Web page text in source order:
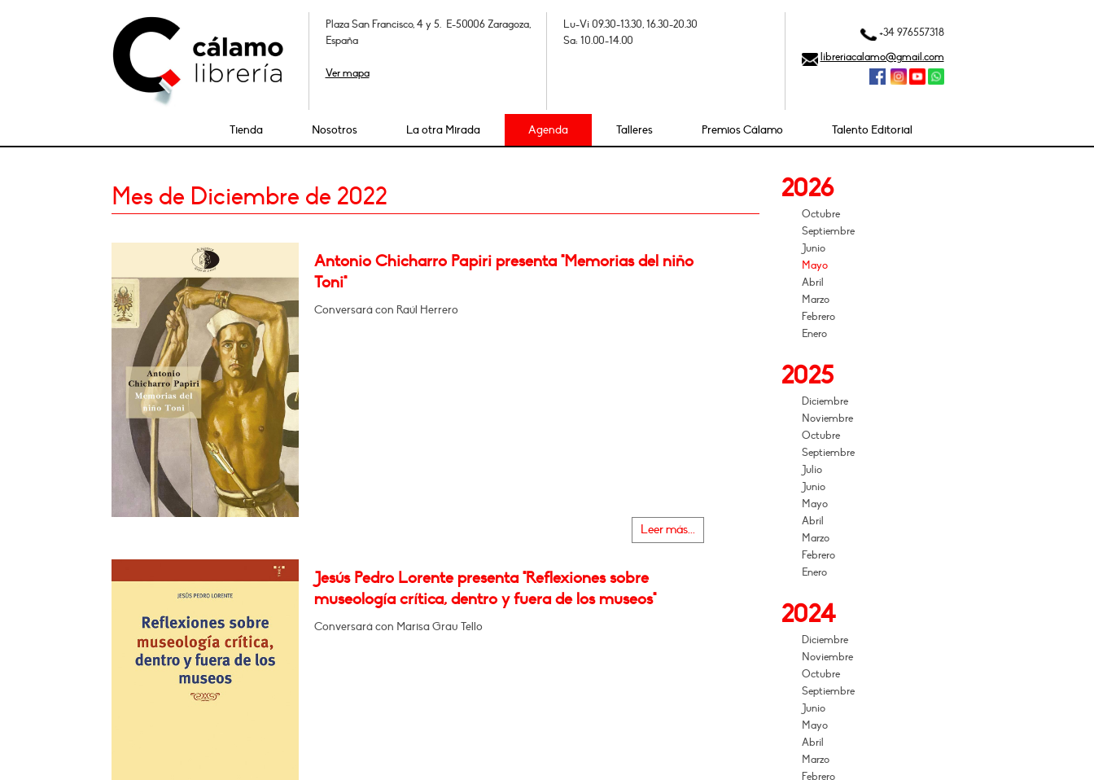
Plaza San Francisco, 4 y 5. E-50006 Zaragoza,
España
Ver mapa
Lu-Vi 09.30-13.30, 16.30-20.30
Sa: 10.00-14.00
+34 976557318
libreriacalamo@gmail.com
Tienda Nosotros La otra Mirada Agenda Talleres Premios Cálamo Talento Editorial
Mes de Diciembre de 2022
Antonio Chicharro Papiri presenta "Memorias del niño
Toni"
Conversará con Raúl Herrero
Leer más...
Jesús Pedro Lorente presenta "Reflexiones sobre
museología crítica, dentro y fuera de los museos"
Conversará con Marisa Grau Tello
2026
Octubre
Septiembre
Junio
Mayo
Abril
Marzo
Febrero
Enero
2025
Diciembre
Noviembre
Octubre
Septiembre
Julio
Junio
Mayo
Abril
Marzo
Febrero
Enero
2024
Diciembre
Noviembre
Octubre
Septiembre
Junio
Mayo
Abril
Marzo
Febrero